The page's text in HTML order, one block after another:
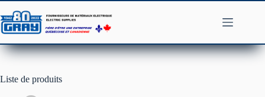
Passer
au
contenu
Liste de produits